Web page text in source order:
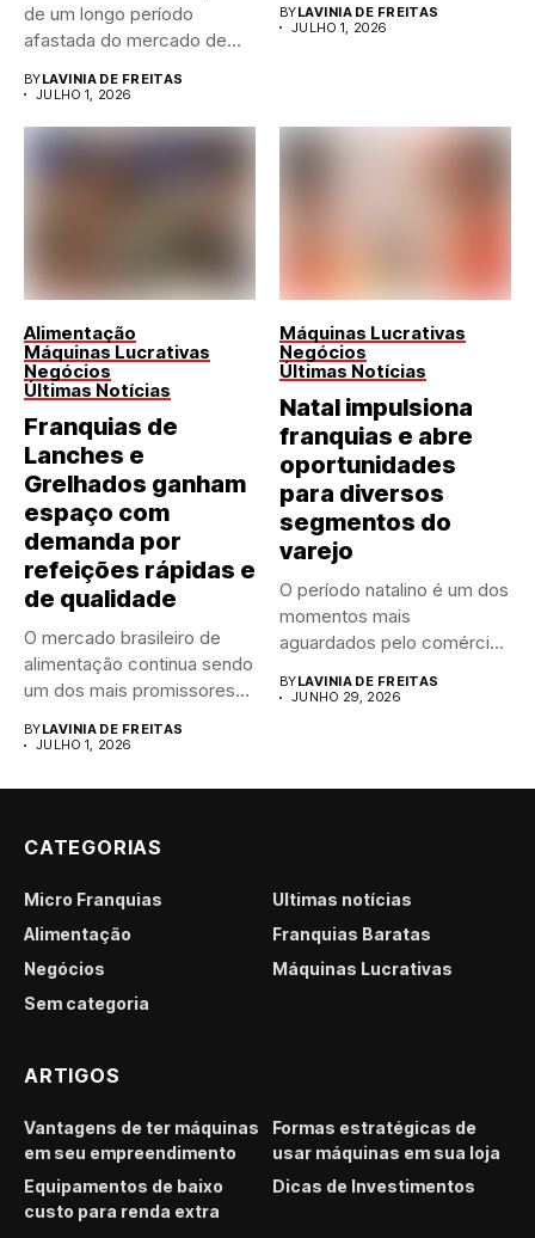
de um longo período
afastada do mercado de...
BYLAVINIA DE FREITAS
JULHO 1, 2026
BYLAVINIA DE FREITAS
JULHO 1, 2026
Alimentação
Máquinas Lucrativas
Negócios
Últimas Notícias
Franquias de
Lanches e
Grelhados ganham
espaço com
demanda por
refeições rápidas e
de qualidade
O mercado brasileiro de
alimentação continua sendo
um dos mais promissores
BYLAVINIA DE FREITAS
JULHO 1, 2026
Máquinas Lucrativas
Negócios
Últimas Notícias
Natal impulsiona
franquias e abre
oportunidades
para diversos
segmentos do
varejo
O período natalino é um dos
momentos mais
aguardados pelo comércio
BYLAVINIA DE FREITAS
JUNHO 29, 2026
CATEGORIAS
Micro Franquias
Últimas notícias
Alimentação
Franquias Baratas
Negócios
Máquinas Lucrativas
Sem categoria
ARTIGOS
Vantagens de ter máquinas
em seu empreendimento
Formas estratégicas de
usar máquinas em sua loja
Equipamentos de baixo
custo para renda extra
Dicas de Investimentos